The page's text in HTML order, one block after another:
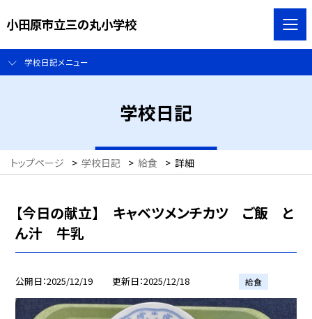
小田原市立三の丸小学校
学校日記メニュー
学校日記
トップページ > 学校日記 > 給食 > 詳細
【今日の献立】 キャベツメンチカツ ご飯 と
ん汁 牛乳
公開日 2025/12/19 更新日 2025/12/18 給食